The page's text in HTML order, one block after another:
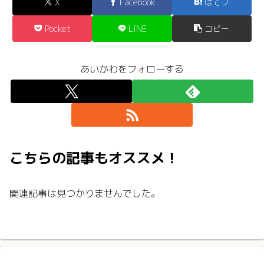
Pocket LINE コピー
あいかわをフォローする
こちらの記事もオススメ！
関連記事は見つかりませんでした。